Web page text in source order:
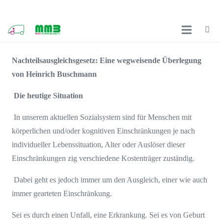
Nachteilsausgleichsgesetz: Eine wegweisende Überlegung
von Heinrich Buschmann
Die heutige Situation
In unserem aktuellen Sozialsystem sind für Menschen mit
körperlichen und/oder kognitiven Einschränkungen je nach
individueller Lebenssituation, Alter oder Auslöser dieser
Einschränkungen zig verschiedene Kostenträger zuständig.
Dabei geht es jedoch immer um den Ausgleich, einer wie auch
immer gearteten Einschränkung.
Sei es durch einen Unfall, eine Erkrankung. Sei es von Geburt